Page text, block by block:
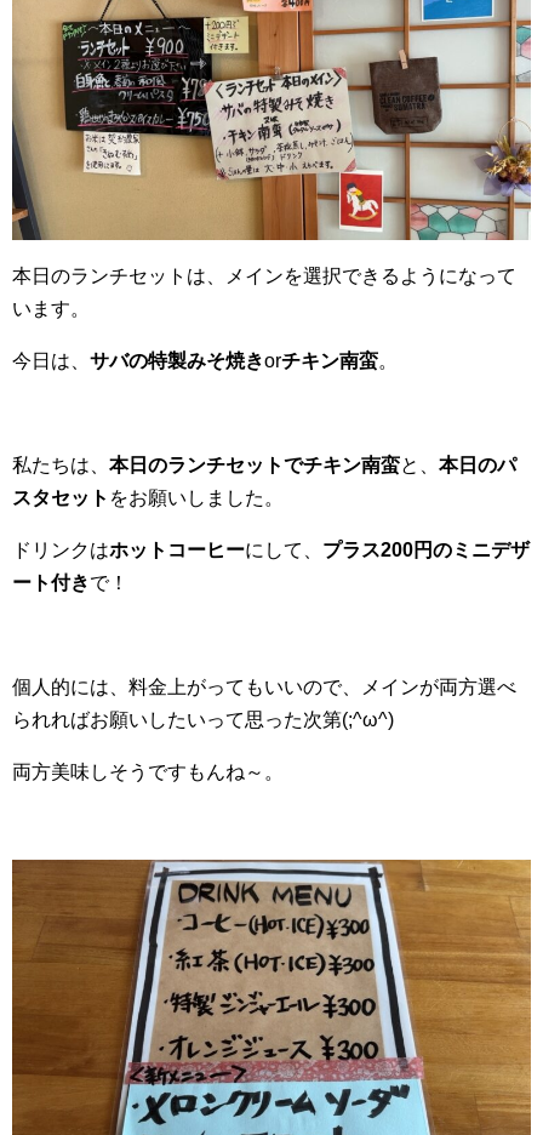
本日のランチセットは、メインを選択できるようになって
います。
今日は、 サバの特製みそ焼きorチキン南蛮
私たちは、 本日のランチセットでチキン南蛮と、 本日のパ
スタセット をお願いしました。
ドリンクはホットコーヒーにして、 プラス200円のミニデザ
ート付きで！
個人的には、料金上がってもいいので、メインが両方選べ
られればお願いしたいって思った次第(;^ω^)
両方美味しそうですもんね～。